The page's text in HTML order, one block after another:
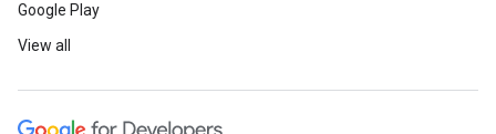
Google Play
View all